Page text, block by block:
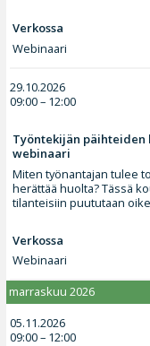
Verkossa
Webinaari
29.10.2026
09:00 – 12:00
Työntekijän päihteiden
webinaari
Miten työnantajan tulee
herättää huolta? Tässä
tilanteisiin puututaan
Verkossa
Webinaari
marraskuu 2026
05.11.2026
09:00 – 12:00